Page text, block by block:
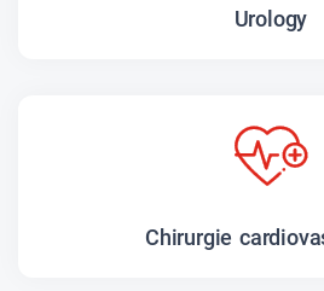
Urology
Chirurgie